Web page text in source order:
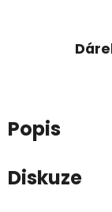
Popis
Diskuze